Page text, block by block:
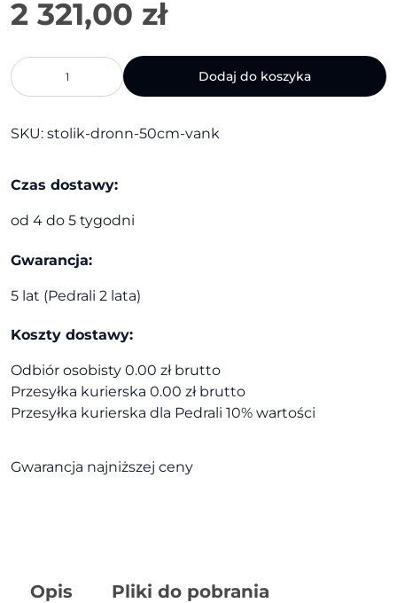
ilość
Stolik
Dronn
|
Dodaj do koszyka
SKU: stolik-dronn-50cm-vank
Czas dostawy:
od 4 do 5 tygodni
Gwarancja:
5 lat (Pedrali 2 lata)
Koszty dostawy:
Odbiór osobisty 0.00 zł brutto
Przesyłka kurierska 0.00 zł brutto
Przesyłka kurierska dla Pedrali 10% wartości
Gwarancja najniższej ceny
Opis Pliki do pobrania